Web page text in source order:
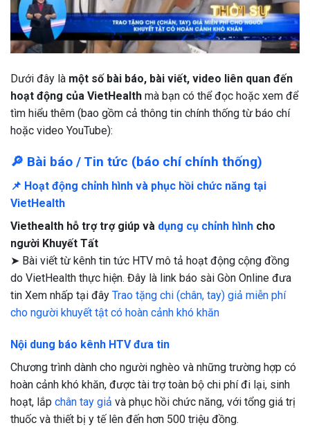
Dưới đây là một số bài báo, bài viết, video liên quan đến
hoạt động của VietHealth mà bạn có thể đọc hoặc xem để
tìm hiểu thêm (bao gồm cả thông tin chính thống từ báo chí
hoặc video YouTube):
🔎 Bài báo / Tin tức (báo chí chính thống)
📌 Hoạt động chỉnh hình và phục hồi chức năng tại
VietHealth
Viethealth hỗ trợ trợ giúp và dụng cụ chỉnh hình cho
người Khuyết Tất
➤ Bài viết từ kênh tin tức HTV mô tả hoạt động cộng đồng
do VietHealth thực hiện. Đây là link báo sài Gòn Online đưa
tin Xem nhấp tại đây Trao tặng chi (chân, tay) giả miễn phí
cho người khuyết tật có hoàn cảnh khó khăn
Nội dung báo kênh HTV đưa tin
Chương trình dành cho người nghèo và những trường hợp có
hoàn cảnh khó khăn, được tài trợ toàn bộ chi phí đi lại, sinh
hoạt, lắp chân tay giả và phục hồi chức năng, với tổng giá trị
thuốc và thiết bị y tế lên đến hơn 500 triệu đồng.